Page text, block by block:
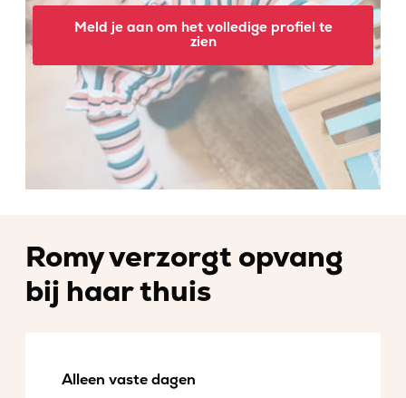
Meld je aan om het volledige profiel te
zien
Romy verzorgt opvang
bij haar thuis
Alleen vaste dagen